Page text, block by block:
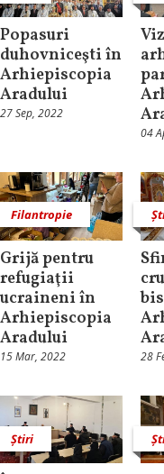
Popasuri
duhovniceşti în
Arhiepiscopia
Aradului
27 Sep, 2022
04
Filantropie
Grijă pentru
refugiaţii
ucraineni în
Arhiepiscopia
Aradului
15 Mar, 2022 28
Știri